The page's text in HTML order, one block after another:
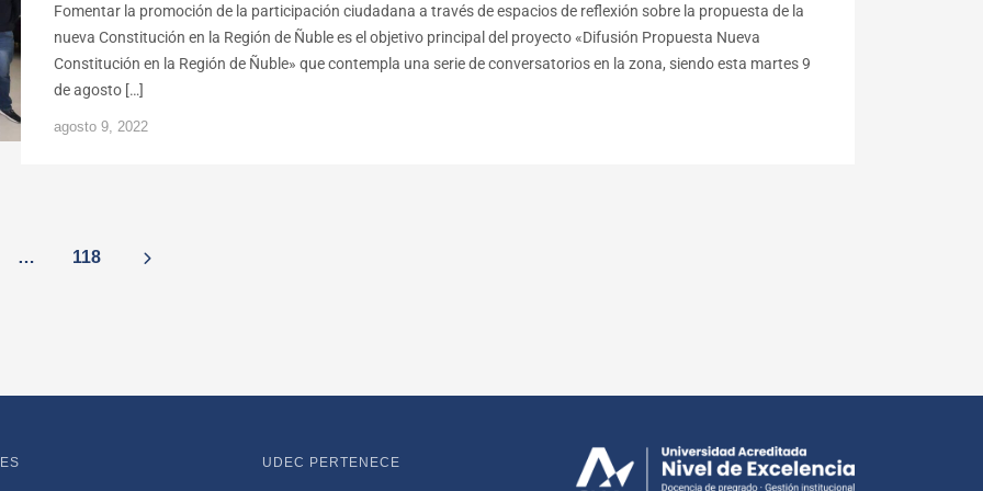
Fomentar la promoción de la participación ciudadana a través de espacios de reflexión sobre la propuesta de la
nueva Constitución en la Región de Ñuble es el objetivo principal del proyecto «Difusión Propuesta Nueva
Constitución en la Región de Ñuble» que contempla una serie de conversatorios en la zona, siendo esta martes 9
de agosto […]
agosto 9, 2022
… 118
UDEC PERTENECE